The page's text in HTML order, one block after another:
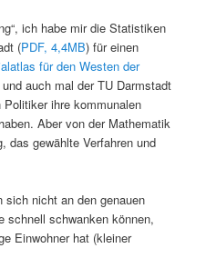
ich habe mir die Statistiken
(PDF, 4,4MB) für einen
für den Westen der
auch mal der TU Darmstadt
ihre kommunalen
Aber von der Mathematik
das gewählte Verfahren und
nicht an den genauen
schnell schwanken können,
Einwohner hat (kleiner